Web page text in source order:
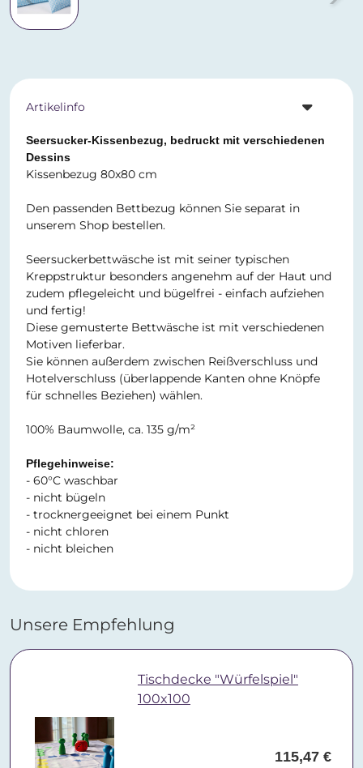
Artikelinfo
Seersucker-Kissenbezug, bedruckt mit verschiedenen
Dessins
Kissenbezug 80x80 cm
Den passenden Bettbezug können Sie separat in
unserem Shop bestellen.
Seersuckerbettwäsche ist mit seiner typischen
Kreppstruktur besonders angenehm auf der Haut und
zudem pflegeleicht und bügelfrei - einfach aufziehen
und fertig!
Diese gemusterte Bettwäsche ist mit verschiedenen
Motiven lieferbar.
Sie können außerdem zwischen Reißverschluss und
Hotelverschluss (überlappende Kanten ohne Knöpfe
für schnelles Beziehen) wählen.
100% Baumwolle, ca. 135 g/m²
Pflegehinweise:
- 60°C waschbar
- nicht bügeln
- trocknergeeignet bei einem Punkt
- nicht chloren
- nicht bleichen
Unsere Empfehlung
Tischdecke "Würfelspiel"
100x100
115,47 €